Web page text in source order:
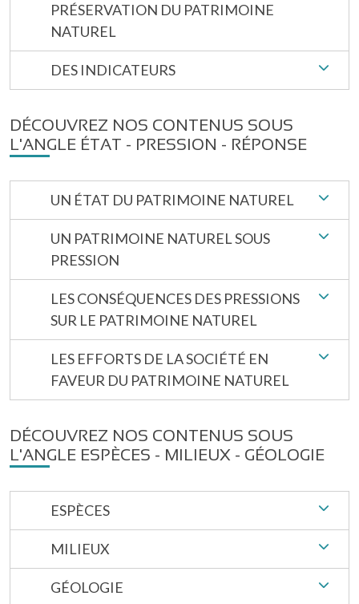
PRÉSERVATION DU PATRIMOINE
NATUREL
DES INDICATEURS
DÉCOUVREZ NOS CONTENUS SOUS
L'ANGLE ÉTAT - PRESSION - RÉPONSE
UN ÉTAT DU PATRIMOINE NATUREL
UN PATRIMOINE NATUREL SOUS
PRESSION
LES CONSÉQUENCES DES PRESSIONS
SUR LE PATRIMOINE NATUREL
LES EFFORTS DE LA SOCIÉTÉ EN
FAVEUR DU PATRIMOINE NATUREL
DÉCOUVREZ NOS CONTENUS SOUS
L'ANGLE ESPÈCES - MILIEUX - GÉOLOGIE
ESPÈCES
MILIEUX
GÉOLOGIE